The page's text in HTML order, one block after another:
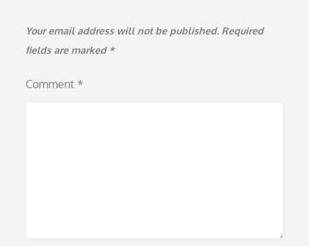
Your email address will not be published. Required
fields are marked *
Comment *